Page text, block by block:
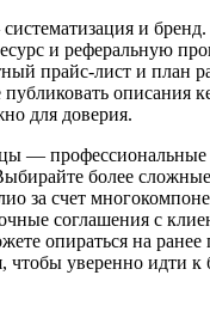
и бренд.
и реферальную
прайс-лист и план
описания
для доверия.
— профессиональные
более сложные
за счет
соглашения с
опираться на
чтобы уверенно идти